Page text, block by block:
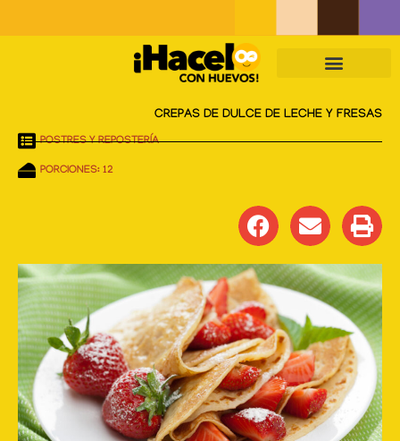
CREPAS DE DULCE DE LECHE Y FRESAS
POSTRES Y REPOSTERÍA
PORCIONES: 12